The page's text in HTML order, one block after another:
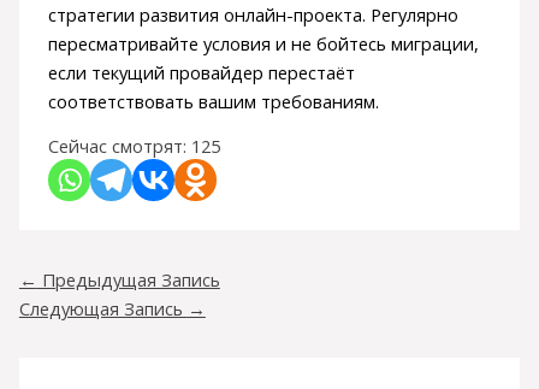
стратегии развития онлайн-проекта. Регулярно
пересматривайте условия и не бойтесь миграции,
если текущий провайдер перестаёт
соответствовать вашим требованиям.
Сейчас смотрят: 125
← Предыдущая Запись
Следующая Запись →